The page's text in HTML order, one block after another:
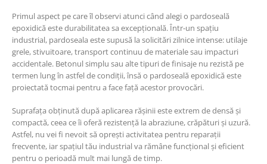
Primul aspect pe care îl observi atunci când alegi o pardoseală
epoxidică este durabilitatea sa excepțională. Într-un spațiu
industrial, pardoseala este supusă la solicitări zilnice intense: utilaje
grele, stivuitoare, transport continuu de materiale sau impacturi
accidentale. Betonul simplu sau alte tipuri de finisaje nu rezistă pe
termen lung în astfel de condiții, însă o pardoseală epoxidică este
proiectată tocmai pentru a face față acestor provocări.
Suprafața obținută după aplicarea rășinii este extrem de densă și
compactă, ceea ce îi oferă rezistență la abraziune, crăpături și uzură.
Astfel, nu vei fi nevoit să oprești activitatea pentru reparații
frecvente, iar spațiul tău industrial va rămâne funcțional și eficient
pentru o perioadă mult mai lungă de timp.